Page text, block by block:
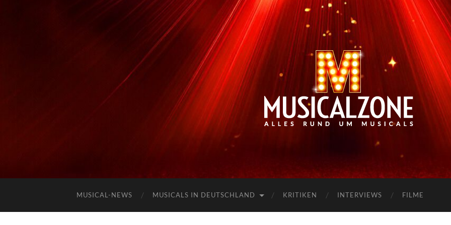
MUSICAL-NEWS MUSICALS IN DEUTSCHLAND KRITIKEN INTERVIEWS FILME